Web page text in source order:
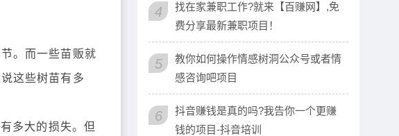
。而一些苗贩就
这些树苗有多
多大的损失。但
4
找在家兼职工作?就来【百赚网】,免
费分享最新兼职项目！
5
教你如何操作情感树洞公众号或者情
感咨询吧项目
6
抖音赚钱是真的吗?我告你一个更赚
钱的项目-抖音培训